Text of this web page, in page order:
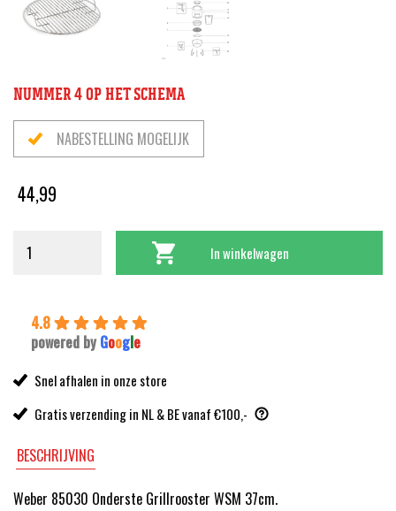
NUMMER 4 OP HET SCHEMA
NABESTELLING MOGELIJK
44,99
In winkelwagen
4.8
powered by Google
Snel afhalen in onze store
Gratis verzending in NL & BE vanaf €100,-
BESCHRIJVING
Weber 85030 Onderste Grillrooster WSM 37cm.